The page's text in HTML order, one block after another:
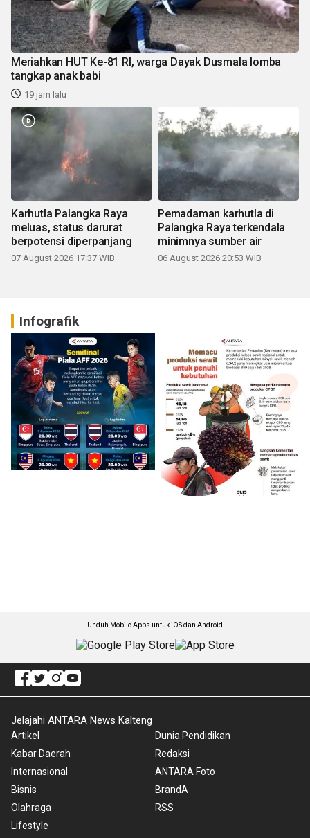
Meriahkan HUT Ke-81 RI, warga Dayak Dusmala lomba
tangkap anak babi
19 jam lalu
Karhutla Palangka Raya
meluas, status darurat
berpotensi diperpanjang
07 August 2026 17:37 WIB
Pemadaman karhutla di
Palangka Raya terkendala
minimnya sumber air
06 August 2026 20:53 WIB
Infografik
Unduh Mobile Apps untuk iOS dan Android
Jelajahi ANTARA News Kalteng
Artikel
Kabar Daerah
Internasional
Bisnis
Olahraga
Lifestyle
Dunia Pendidikan
Redaksi
ANTARA Foto
BrandA
RSS